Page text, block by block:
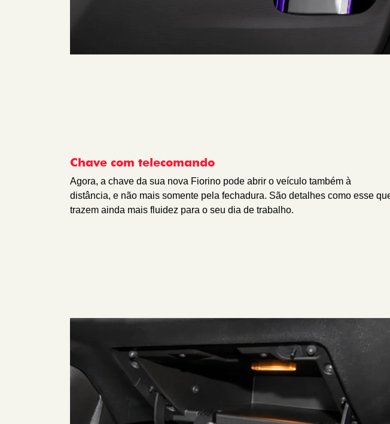
Chave com telecomando
Agora, a chave da sua nova Fiorino pode abrir o veículo também à
distância, e não mais somente pela fechadura. São detalhes como esse
trazem ainda mais fluidez para o seu dia de trabalho.